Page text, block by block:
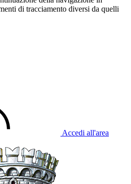
di tracciamento diversi da quelli
Accedi all'area